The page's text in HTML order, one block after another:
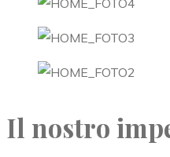
Il nostro